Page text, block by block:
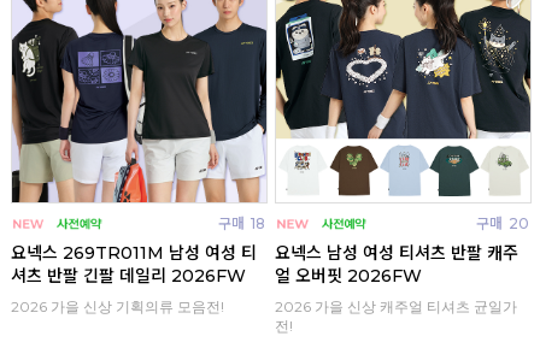
구매 18
요넥스 269TR011M 남성 여성 티
셔츠 반팔 긴팔 데일리 2026FW
2026 가을 신상 기획의류 모음전!
구매 20
요넥스 남성 여성 티셔츠 반팔 캐주
얼 오버핏 2026FW
2026 가을 신상 캐주얼 티셔츠 균일가
전!